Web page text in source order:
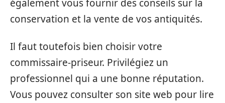
également vous fournir des conseils sur la
conservation et la vente de vos antiquités.
Il faut toutefois bien choisir votre
commissaire-priseur. Privilégiez un
professionnel qui a une bonne réputation.
Vous pouvez consulter son site web pour lire